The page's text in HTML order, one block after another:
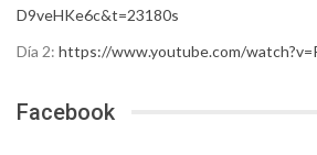
D9veHKe6c&t=23180s
Día 2: https://www.youtube.com/
Facebook